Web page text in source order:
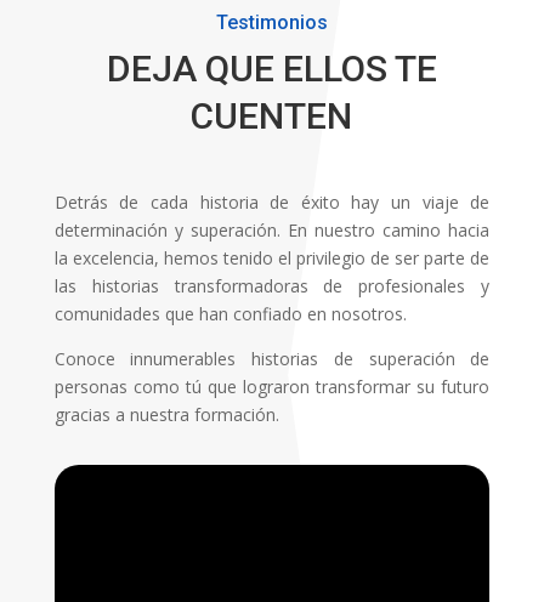
Testimonios
DEJA QUE ELLOS TE
CUENTEN
Detrás de cada historia de éxito hay un viaje de
determinación y superación. En nuestro camino hacia
la excelencia, hemos tenido el privilegio de ser parte de
las historias transformadoras de profesionales y
comunidades que han confiado en nosotros.
Conoce innumerables historias de superación de
personas como tú que lograron transformar su futuro
gracias a nuestra formación.